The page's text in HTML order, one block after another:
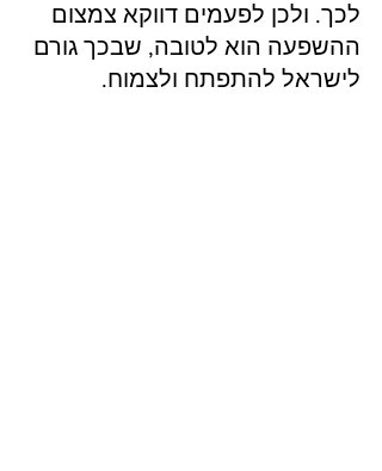
לכך. ולכן לפעמים דווקא צמצום
ההשפעה הוא לטובה, שבכך גורם
לישראל להתפתח ולצמוח.